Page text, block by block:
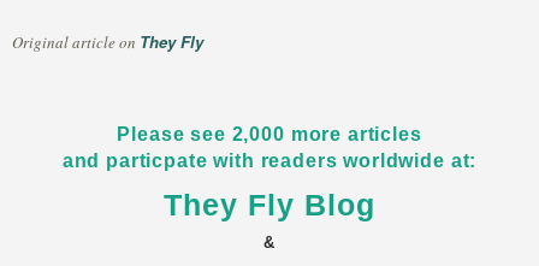
Original article on They Fly
Please see 2,000 more articles
and particpate with readers worldwide at:
They Fly Blog
&